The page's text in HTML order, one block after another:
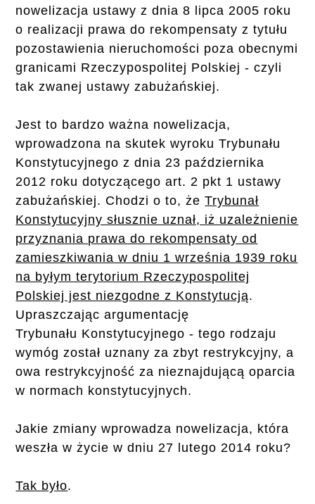
nowelizacja ustawy z dnia 8 lipca 2005 roku
o realizacji prawa do rekompensaty z tytułu
pozostawienia nieruchomości poza obecnymi
granicami Rzeczypospolitej Polskiej - czyli
tak zwanej ustawy zabużańskiej.
Jest to bardzo ważna nowelizacja,
wprowadzona na skutek wyroku Trybunału
Konstytucyjnego z dnia 23 października
2012 roku dotyczącego art. 2 pkt 1 ustawy
zabużańskiej. Chodzi o to, żeTrybunał
Konstytucyjny słusznie uznał, iż uzależnienie
przyznania prawa do rekompensaty od
zamieszkiwania w dniu 1 września 1939 roku
na byłym terytorium Rzeczypospolitej
Polskiej jest niezgodne z Konstytucją.
Upraszczając argumentację
Trybunału Konstytucyjnego - tego rodzaju
wymóg został uznany za zbyt restrykcyjny, a
owa restrykcyjność za nieznajdującą oparcia
w normach konstytucyjnych.
Jakie zmiany wprowadza nowelizacja, która
weszła w życie w dniu 27 lutego 2014 roku?
Tak było.